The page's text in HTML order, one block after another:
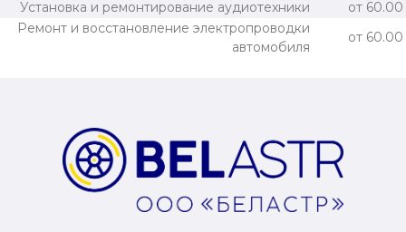
Установка и ремонтирование аудиотехники
от 60.00
Ремонт и восстановление электропроводки
автомобиля
от 60.00